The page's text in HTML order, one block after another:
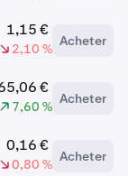
1,15 €
2,10 %
Acheter
€
7,60 %
Acheter
0,16 €
0,80 %
Acheter